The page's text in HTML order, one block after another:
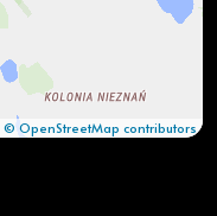
© OpenStreetMap contributors